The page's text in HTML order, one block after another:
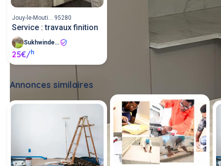
Jouy-le-Mouti... 95280
Service : travaux finition
Sukhwinder S
25€/h
Annonces similaires